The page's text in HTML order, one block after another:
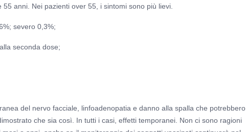
anni. Nei pazienti over 55, i sintomi sono più lievi.
severo 0,3%;
seconda dose;
del nervo facciale, linfoadenopatia e danno alla spalla che potrebbero
che sia così. In tutti i casi, effetti temporanei. Non ci sono ragioni